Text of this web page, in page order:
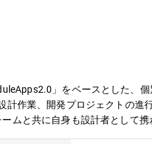
」をベースとした、
作業、開発プロジェクトの進
ムと共に自身も設計者として